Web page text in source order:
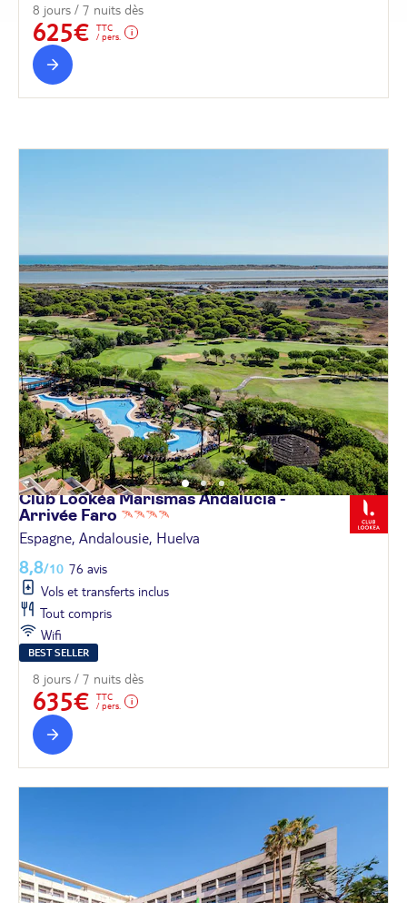
8 jours / 7 nuits dès
625€
TTC
/ pers.
Club Lookéa Marismas Andalucia -
Arrivée Faro
Espagne, Andalousie, Huelva
8,8/10 76 avis
Vols et transferts inclus
Tout compris
Wifi
BEST SELLER
8 jours / 7 nuits dès
635€
TTC
/ pers.